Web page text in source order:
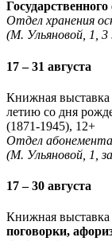
Отдел хранения
(М. Ульяновой, 1,
17 – 31 августа
Книжная выставка
летию со дня
(1871-1945), 12+
Отдел абонемента
(М. Ульяновой, 1,
17 – 30 августа
Книжная выставка
поговорки,